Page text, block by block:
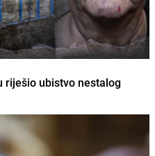
riješio ubistvo nestalog